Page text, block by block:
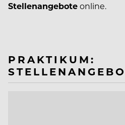
Stellenangeboteonline.
PRAKTIKUM: